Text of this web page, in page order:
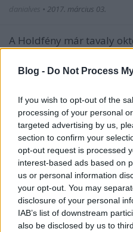
Blog - Do Not Process
If you wish to opt-out of the
processing of your personal
targeted advertising by us,
section to confirm your
opt-out request is processed
interest-based ads based on
us or personal information
your opt-out. You may
disclosure of your personal
IAB’s list of downstream
also be disclosed by us to
• 2017. március 03.
A Holdfény már tavaly
feltűnésekor is tökéletes
bűntudat kategóriát
world guiltig, hogy ennél
mellőzése miatt szinte